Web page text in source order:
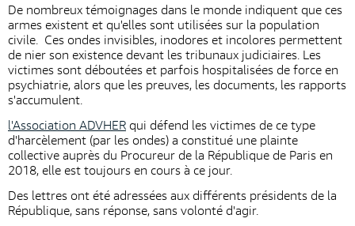
De nombreux témoignages dans le monde indiquent que ces
armes existent et qu'elles sont utilisées sur la population
civile. Ces ondes invisibles, inodores et incolores permettent
de nier son existence devant les tribunaux judiciaires. Les
victimes sont déboutées et parfois hospitalisées de force en
psychiatrie, alors que les preuves, les documents, les rapports
s'accumulent.
l'Association ADVHER qui défend les victimes de ce type
d'harcèlement (par les ondes) a constitué une plainte
collective auprès du Procureur de la République de Paris en
2018, elle est toujours en cours à ce jour.
Des lettres ont été adressées aux différents présidents de la
République, sans réponse, sans volonté d'agir.